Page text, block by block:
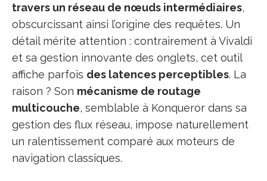
travers un réseau de nœuds intermédiaires,
obscurcissant ainsi l’origine des requêtes. Un
détail mérite attention : contrairement à Vivaldi
et sa gestion innovante des onglets, cet outil
affiche parfois des latences perceptibles. La
raison ? Son mécanisme de routage
multicouche, semblable à Konqueror dans sa
gestion des flux réseau, impose naturellement
un ralentissement comparé aux moteurs de
navigation classiques.